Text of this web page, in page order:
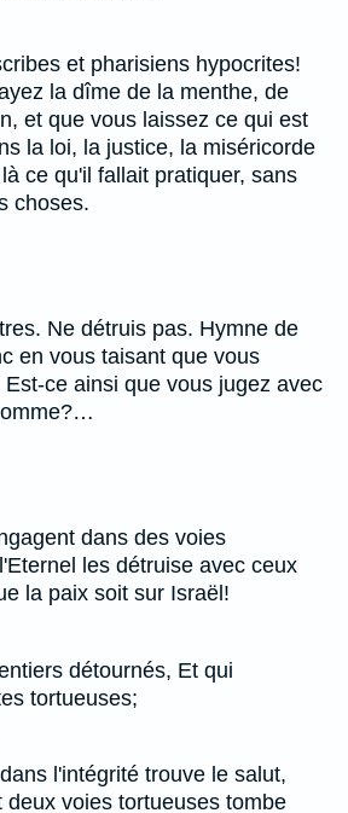
et pharisiens hypocrites!
la dîme de la menthe, de
et que vous laissez ce qui est
la loi, la justice, la miséricorde
ce qu'il fallait pratiquer, sans
choses.
Ne détruis pas. Hymne de
en vous taisant que vous
ce ainsi que vous jugez avec
dans des voies
les détruise avec ceux
la paix soit sur Israël!
détournés, Et qui
tortueuses;
l'intégrité trouve le salut,
deux voies tortueuses tombe